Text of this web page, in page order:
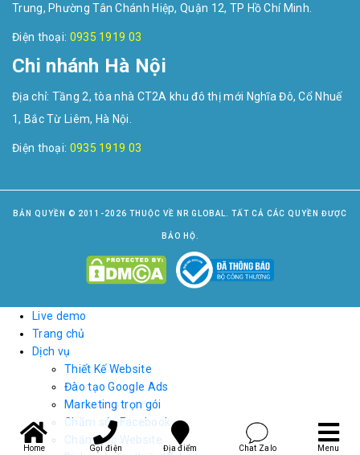
Trung, Phường Tân Chánh Hiệp, Quận 12, TP Hồ Chí Minh.
Điện thoại: 0935 1919 03
Chi nhánh Hà Nội
Địa chỉ: Tầng 2, tòa nhà CT2A khu đô thị mới Nghĩa Đô, Cổ Nhuế
1, Bắc Từ Liêm, Hà Nội.
Điện thoại: 0935 1919 03
BẢN QUYỀN © 2011-2026 THUỘC VỀ NR GLOBAL. TẤT CẢ CÁC QUYỀN ĐƯỢC
BẢO HỘ.
Home Gọi điện Địa điểm Chat Zalo Menu
Live demo
Trang chủ
Dịch vụ
Thiết Kế Website
Đào tạo Google Ads
Marketing trọn gói
Chăm sóc Facebook
Chăm sóc Website